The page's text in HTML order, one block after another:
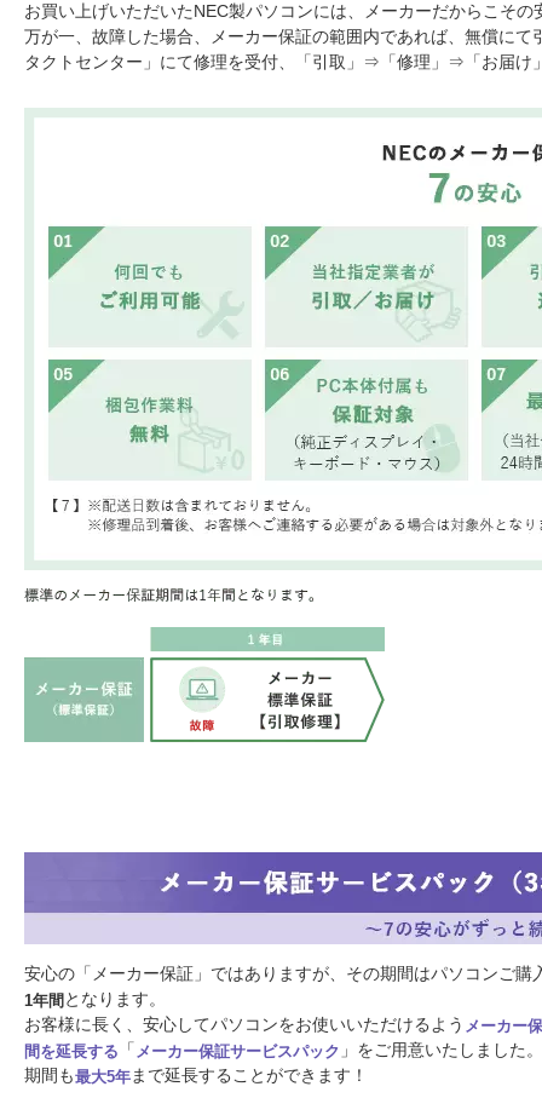
お買い上げいただいたNEC製パソコンには、メーカーだからこそ
万が一、故障した場合、メーカー保証の範囲内であれば、無償に
タクトセンター」にて修理を受付、「引取」⇒「修理」⇒「お届け
安心の「メーカー保証」ではありますが、その期間はパソコンご購
1年間 となります。
お客様に長く、安心してパソコンをお使いいただけるよう メーカー
間を延長する 「 メーカー保証サービスパック 」をご用意いたしました
期間も最大5年 まで延長することができます！